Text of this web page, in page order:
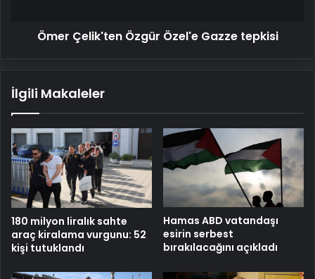
Ömer Çelik'ten Özgür Özel'e Gazze tepkisi
İlgili Makaleler
180 milyon liralık sahte
araç kiralama vurgunu: 52
kişi tutuklandı
Hamas ABD vatandaşı
esirin serbest
bırakılacağını açıkladı